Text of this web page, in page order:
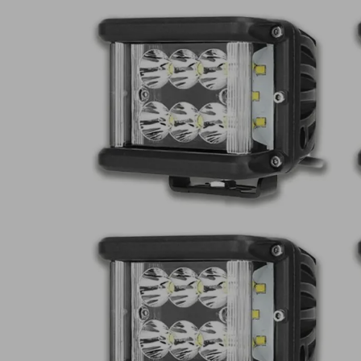
Lampy ostrzegawcze
Lampy
pozycyjne
Panele świetlne LED
Oświetlenie
wewnętrze
Opryskiwacze polowe
Oferty
LED
Często zadawane
Kontakt